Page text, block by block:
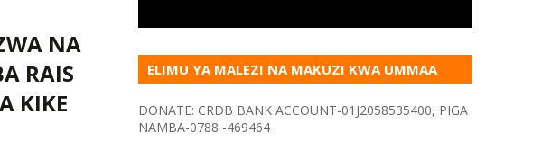
NA
RAIS
KIKE
ELIMU YA MALEZI NA MAKUZI KWA UMMAA
DONATE: CRDB BANK ACCOUNT-01J2058535400, PIGA
NAMBA-0788 -469464